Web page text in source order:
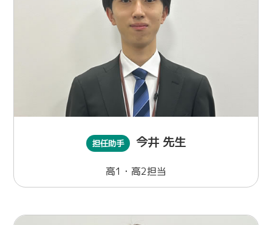
担任助手 今井 先生
高1・高2担当